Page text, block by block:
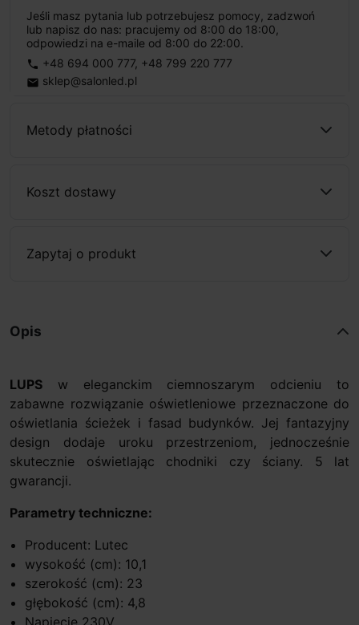
Jeśli masz pytania lub potrzebujesz pomocy, zadzwoń
lub napisz do nas: pracujemy od 8:00 do 18:00,
odpowiedzi na e-maile od 8:00 do 22:00.
phone +48 694 000 777, +48 799 220 777
email sklep@salonled.pl
Metody płatności
Koszt dostawy
Zapytaj o produkt
Opis
LUPS w eleganckim ciemnoszarym odcieniu to
zabawne rozwiązanie oświetleniowe przeznaczone do
oświetlania ścieżek i fasad budynków. Jej fantazyjny
design dodaje uroku przestrzeniom, jednocześnie
skutecznie oświetlając chodniki czy ściany. 5 lat
gwarancji.
Parametry techniczne:
Producent: Lutec
wysokość (cm): 10,1
szerokość (cm): 23
głębokość (cm): 4,8
Napięcie 230V